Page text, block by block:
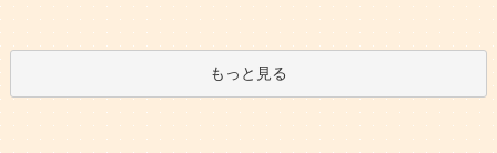
もっと見る